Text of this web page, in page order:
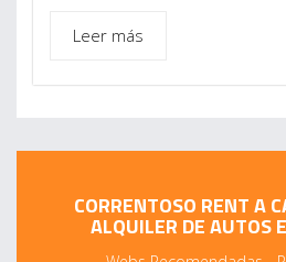
Leer más
CORRENTOSO RENT A
ALQUILER DE AUTOS